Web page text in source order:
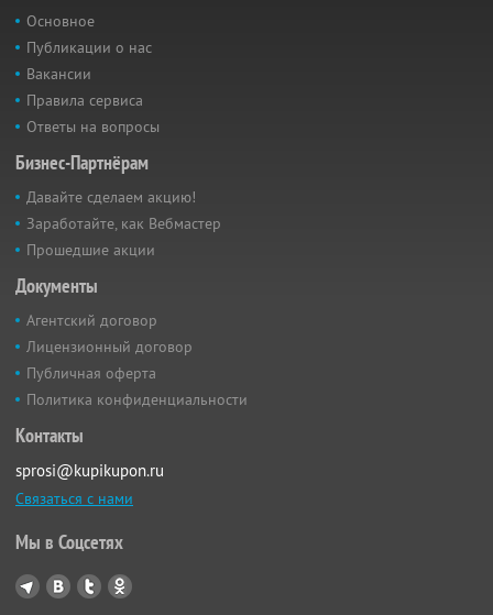
Основное
Публикации о нас
Вакансии
Правила сервиса
Ответы на вопросы
Бизнес-Партнёрам
Давайте сделаем акцию!
Заработайте, как Вебмастер
Прошедшие акции
Документы
Агентский договор
Лицензионный договор
Публичная оферта
Политика конфиденциальности
Контакты
sprosi@kupikupon.ru
Связаться с нами
Мы в Соцсетях